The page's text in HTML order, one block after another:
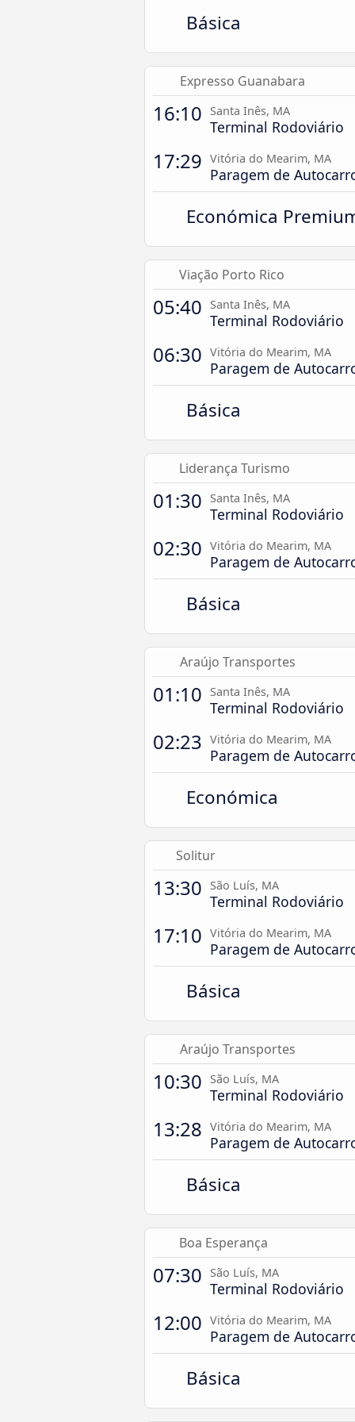
Básica
Expresso Guanabara
16:10 Santa Inês, MA
Terminal Rodoviário
17:29 Vitória do Mearim, MA
Paragem de
Económica
Viação Porto Rico
05:40 Santa Inês, MA
Terminal Rodoviário
06:30 Vitória do Mearim, MA
Paragem de
Básica
Liderança Turismo
01:30 Santa Inês, MA
Terminal Rodoviário
02:30 Vitória do Mearim, MA
Paragem de
Básica
Araújo Transportes
01:10 Santa Inês, MA
Terminal Rodoviário
02:23 Vitória do Mearim, MA
Paragem de
Económica
Solitur
13:30 São Luís, MA
Terminal Rodoviário
17:10 Vitória do Mearim, MA
Paragem de
Básica
Araújo Transportes
10:30 São Luís, MA
Terminal Rodoviário
13:28 Vitória do Mearim, MA
Paragem de
Básica
Boa Esperança
07:30 São Luís, MA
Terminal Rodoviário
12:00 Vitória do Mearim, MA
Paragem de
Básica